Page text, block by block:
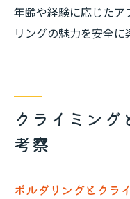
年齢や経験に応じた
リングの魅力を安全に
クライミング
考察
ボルダリングとクラ